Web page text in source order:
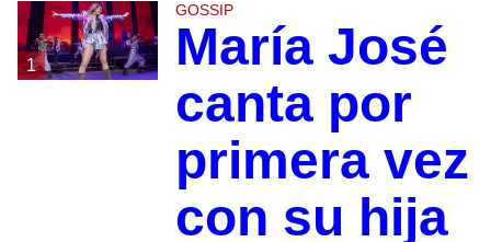
1
GOSSIP
María José
canta por
primera vez
con su hija